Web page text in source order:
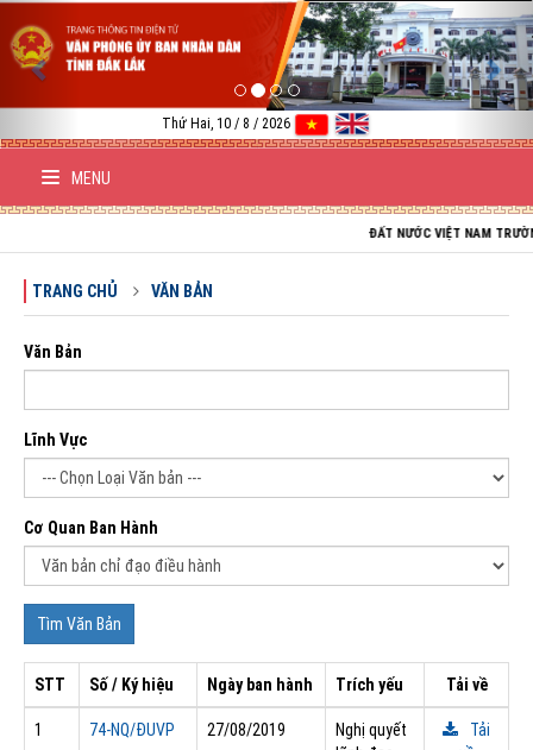
Thứ Hai, 10 / 8 / 2026
MENU
ĐẤT NƯỚC VIỆT NAM TRƯỜNG TỒN;
TRANG CHỦ VĂN BẢN
Văn Bản
Lĩnh Vực
Cơ Quan Ban Hành
STT Số / Ký hiệu Ngày ban hành Trích yếu Tải về
1 74-NQ/ÐUVP 27/08/2019
Nghị quyết
Tải